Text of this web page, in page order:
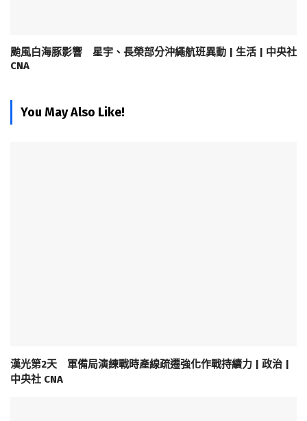
颱風白海豚影響 星宇、長榮部分沖繩航班異動 | 生活 | 中央社
CNA
You May Also Like!
漢光第2天 軍備局演練戰時產線疏遷強化作戰持續力 | 政治 |
中央社 CNA